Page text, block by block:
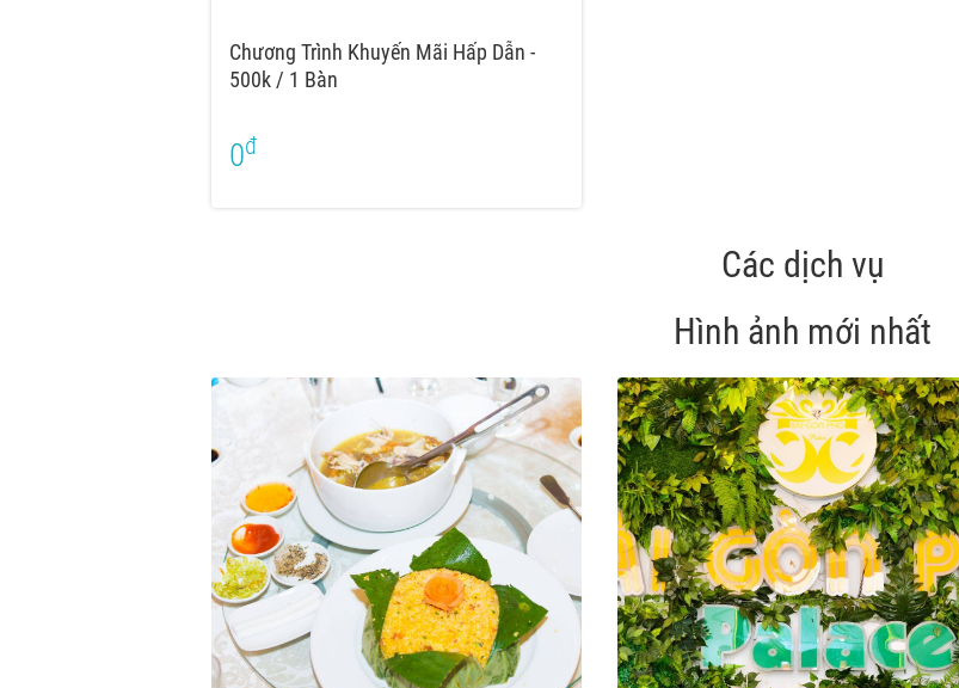
Chương Trình Khuyến Mãi Hấp Dẫn -
500k / 1 Bàn
0đ
Các dịch vụ
Hình ảnh mới nhất